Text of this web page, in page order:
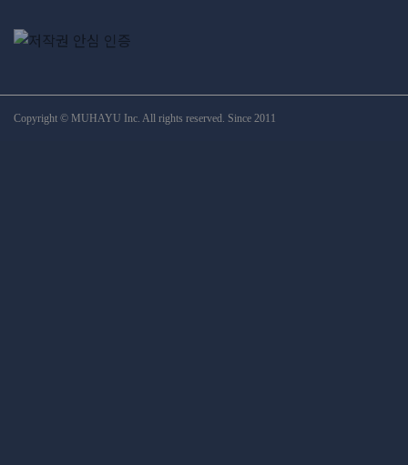
Copyright © MUHAYU Inc. All rights reserved. Since 2011